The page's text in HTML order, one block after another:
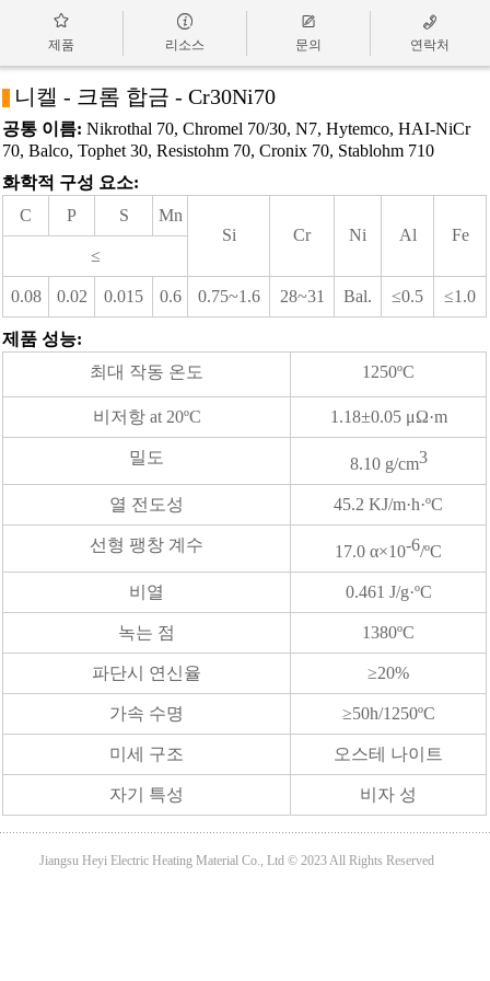

제품

리소스

문의

연락처
니켈 - 크롬 합금 - Cr30Ni70
공통 이름: Nikrothal 70, Chromel 70/30, N7, Hytemco, HAI-NiCr
70, Balco, Tophet 30, Resistohm 70, Cronix 70, Stablohm 710
화학적 구성 요소:
C
P S
Mn
Si
Cr Ni Al
Fe
≤
0.08 0.02 0.015 0.6 0.75~1.6 28~31 Bal. ≤0.5 ≤1.0
제품 성능:
최대 작동 온도
1250ºC
비저항 at 20ºC 1.18±0.05 μΩ·m
밀도 8.10 g/cm3
열 전도성 45.2 KJ/m·h·ºC
선형 팽창 계수 17.0 α×10-6/ºC
비열 0.461 J/g·ºC
녹는 점 1380ºC
파단시 연신율 ≥20%
가속 수명 ≥50h/1250ºC
미세 구조 오스테 나이트
자기 특성 비자 성
Jiangsu Heyi Electric Heating Material Co., Ltd © 2023 All Rights Reserved